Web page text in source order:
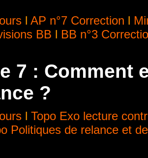
l AP n°7 Correction l
BB l BB n°3
7 : Comment
?
l Topo Exo lecture
Politiques de relance et